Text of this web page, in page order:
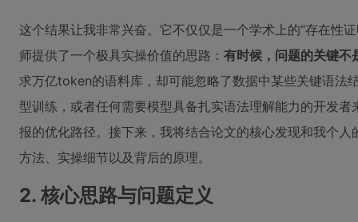
这个结果让我非常兴奋。它不仅仅是一个学术上的“存在性
师提供了一个极具实操价值的思路： 有时候，问题的关键不
求万亿token的语料库，却可能忽略了数据中某些关键语法
型训练，或者任何需要模型具备扎实语法理解能力的开发
报的优化路径。接下来，我将结合论文的核心发现和我个
方法、实操细节以及背后的原理。
2. 核心思路与问题定义